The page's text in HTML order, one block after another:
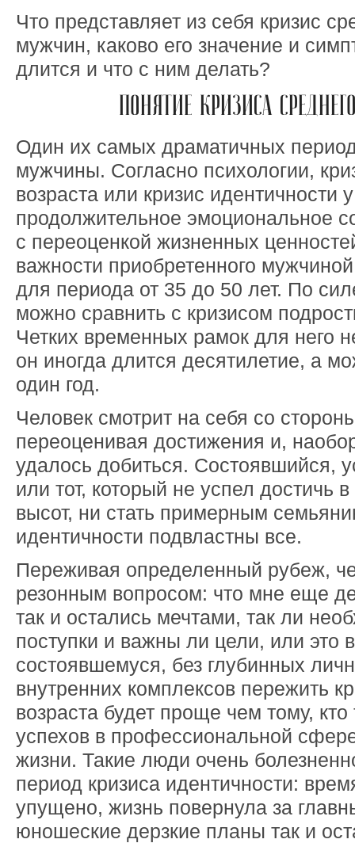
Что представляет из себя кризис
мужчин, каково его значение и
длится и что с ним делать?
ПОНЯТИЕ КРИЗИСА
Один их самых драматичных
мужчины. Согласно психологии,
возраста или кризис идентичности
продолжительное эмоциональное
с переоценкой жизненных
важности приобретенного
для периода от 35 до 50 лет. По
можно сравнить с кризисом
Четких временных рамок для него
он иногда длится десятилетие, а
один год.
Человек смотрит на себя со
переоценивая достижения и,
удалось добиться. Состоявшийся,
или тот, который не успел достичь
высот, ни стать примерным
идентичности подвластны все.
Переживая определенный рубеж,
резонным вопросом: что мне еще
так и остались мечтами, так ли
поступки и важны ли цели, или это
состоявшемуся, без глубинных
внутренних комплексов пережить
возраста будет проще чем тому,
успехов в профессиональной
жизни. Такие люди очень
период кризиса идентичности:
упущено, жизнь повернула за
юношеские дерзкие планы так и